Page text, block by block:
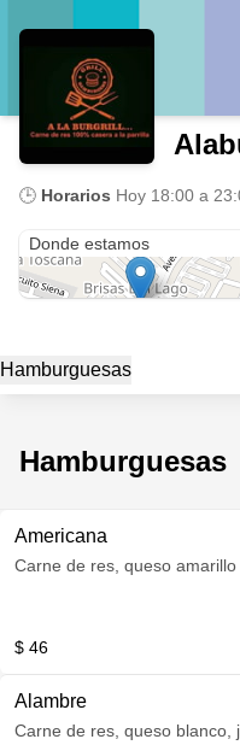
🕒 Horarios Hoy 18:00 a
Donde estamos
Hamburguesas
Hamburguesas
Americana
Carne de res, queso
$ 46
Alambre
Carne de res, queso blanco,